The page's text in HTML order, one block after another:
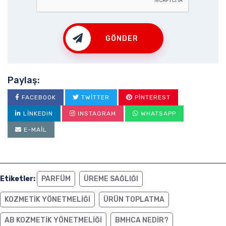
GÖNDER
Paylaş:
FACEBOOK TWITTER PINTEREST
LINKEDIN INSTAGRAM WHATSAPP
E-MAIL
Etiketler: PARFÜM ÜREME SAĞLIĞI
KOZMETIK YÖNETMELIĞI ÜRÜN TOPLATMA
AB KOZMETIK YÖNETMELIĞI BMHCA NEDIR?